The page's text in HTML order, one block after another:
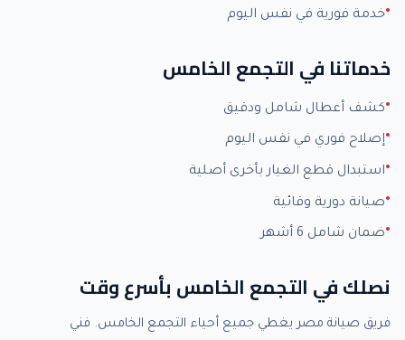
خدمة فورية في نفس اليوم
خدماتنا في التجمع الخامس
كشف أعطال شامل ودقيق
إصلاح فوري في نفس اليوم
استبدال قطع الغيار بأخرى أصلية
صيانة دورية وقائية
ضمان شامل 6 أشهر
نصلك في التجمع الخامس بأسرع وقت
فريق صيانة مصر يغطي جميع أحياء التجمع الخامس. فني